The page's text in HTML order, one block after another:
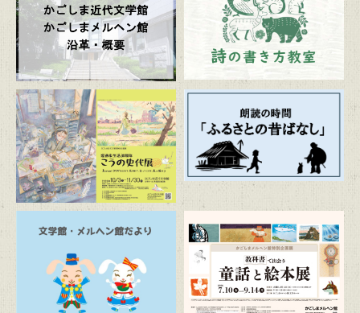
年 こうの史代展 鳥がとび、ウサギもはねて、花
ゆれて、走ってこけて、長い道のり～かごしまスペ
シャルエディション～」
2026/07/20 トピックス
朗読の時間「ふるさとの昔ばなし」
2026/07/19 トピックス
駐車場および周辺道路混雑のお知らせ
2026/06/20 トピックス
「文学館・メルヘン館だより」(隔月発行)